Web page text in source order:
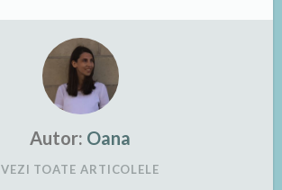
Autor: Oana
VEZI TOATE ARTICOLELE